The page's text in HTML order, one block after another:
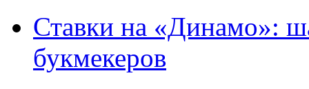
Ставки на «Динамо»:
букмекеров